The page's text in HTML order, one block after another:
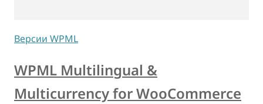
Версии WPML
WPML Multilingual &
Multicurrency for WooCommerce